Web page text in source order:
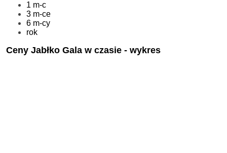
1 m-c
3 m-ce
6 m-cy
rok
Ceny Jabłko Gala w czasie - wykres